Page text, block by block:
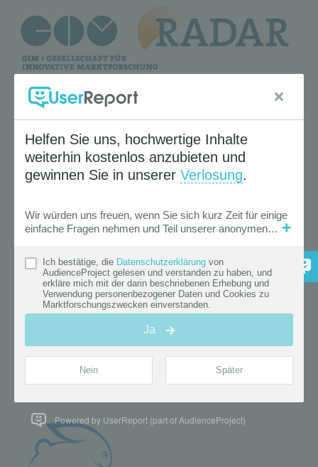
Powered by UserReport (part of AudienceProject)